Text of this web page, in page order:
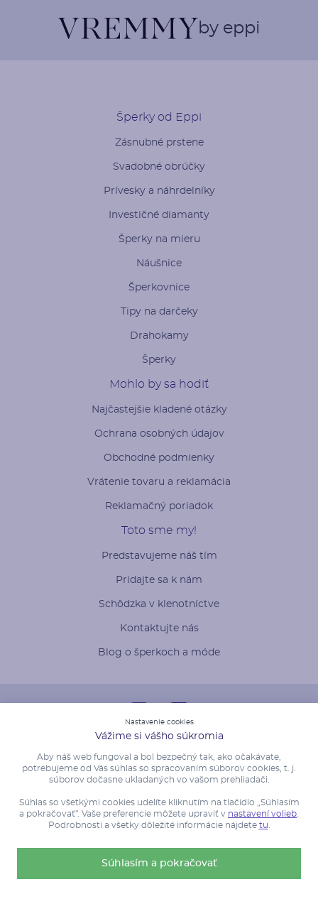
Nastavenie cookies
Vážime si vášho súkromia
Aby náš web fungoval a bol bezpečný tak, ako očakávate,
potrebujeme od Vás súhlas so spracovaním súborov cookies, t. j.
súborov dočasne ukladaných vo vašom prehliadači.
Súhlas so všetkými cookies udelíte kliknutím na tlačidlo „Súhlasím
a pokračovať". Vaše preferencie môžete upraviť v nastavení volieb
Podrobnosti a všetky dôležité informácie nájdete tu
Súhlasím a pokračovať
by eppi
Šperky od Eppi
Zásnubné prstene
Svadobné obrúčky
Prívesky a náhrdelníky
Investičné diamanty
Šperky na mieru
Náušnice
Šperkovnice
Tipy na darčeky
Drahokamy
Šperky
Mohlo by sa hodiť
Najčastejšie kladené otázky
Ochrana osobných údajov
Obchodné podmienky
Vrátenie tovaru a reklamácia
Reklamačný poriadok
Toto sme my!
Predstavujeme náš tím
Pridajte sa k nám
Schôdzka v klenotníctve
Kontaktujte nás
Blog o šperkoch a móde